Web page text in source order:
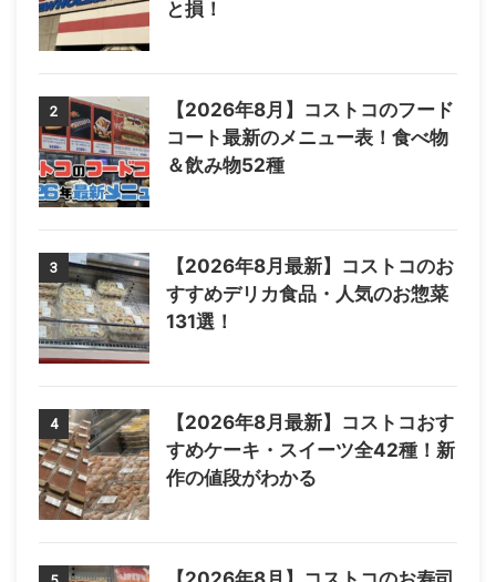
と損！
2
【2026年8月】コストコのフード
コート最新のメニュー表！食べ物
＆飲み物52種
3
【2026年8月最新】コストコのお
すすめデリカ食品・人気のお惣菜
131選！
4
【2026年8月最新】コストコおす
すめケーキ・スイーツ全42種！新
作の値段がわかる